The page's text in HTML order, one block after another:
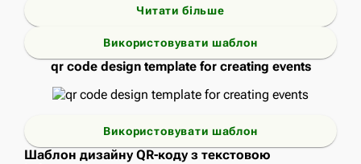
Читати більше
Використовувати шаблон
qr code design template for creating events
Використовувати шаблон
Шаблон дизайну QR-коду з текстовою